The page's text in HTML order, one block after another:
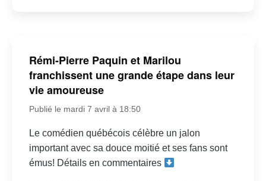
Rémi-Pierre Paquin et Marilou
franchissent une grande étape dans leur
vie amoureuse
Publié le mardi 7 avril à 18:50
Le comédien québécois célèbre un jalon
important avec sa douce moitié et ses fans sont
émus! Détails en commentaires